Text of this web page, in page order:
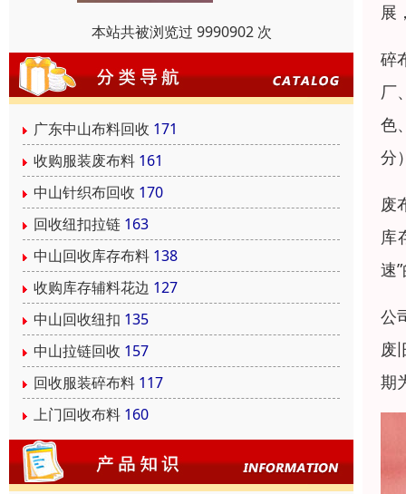
本站共被浏览过 9990902 次
广东中山布料回收 171
收购服装废布料 161
中山针织布回收 170
回收纽扣拉链 163
中山回收库存布料 138
收购库存辅料花边 127
中山回收纽扣 135
中山拉链回收 157
回收服装碎布料 117
上门回收布料 160
展
碎
厂
色
分
废
库
速
公
废
期